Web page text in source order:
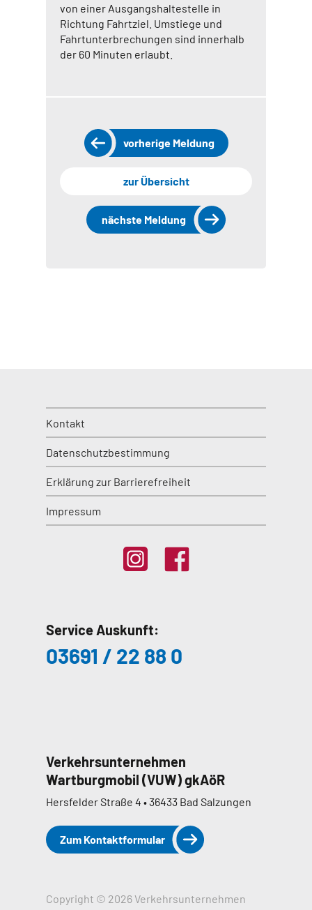
von einer Ausgangshaltestelle in
Richtung Fahrtziel. Umstiege und
Fahrtunterbrechungen sind innerhalb
der 60 Minuten erlaubt.
vorherige Meldung
zur Übersicht
nächste Meldung
Kontakt
Datenschutzbestimmung
Erklärung zur Barrierefreiheit
Impressum
Service Auskunft:
03691 / 22 88 0
Verkehrsunternehmen
Wartburgmobil (VUW) gkAöR
Hersfelder Straße 4 • 36433 Bad Salzungen
Zum Kontaktformular
Copyright © 2026 Verkehrsunternehmen